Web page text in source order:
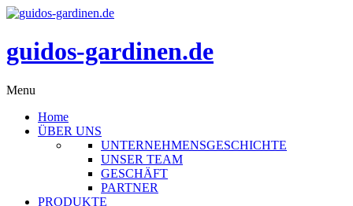
guidos-gardinen.de
Menu
Home
ÜBER UNS
UNTERNEHMENSGESCHICHTE
UNSER TEAM
GESCHÄFT
PARTNER
PRODUKTE